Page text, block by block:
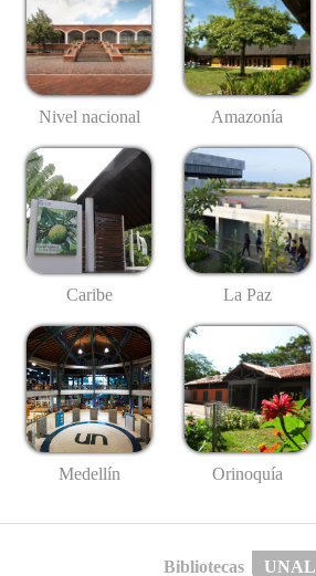
Nivel nacional Amazonía
Caribe La Paz
Medellín Orinoquía
Bibliotecas UNAL